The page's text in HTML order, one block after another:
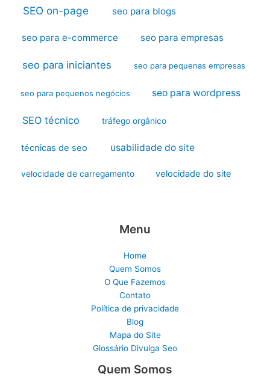
SEO on-page seo para blogs
seo para e-commerce seo para empresas
seo para iniciantes seo para pequenas empresas
seo para pequenos negócios seo para wordpress
SEO técnico tráfego orgânico
técnicas de seo usabilidade do site
velocidade de carregamento velocidade do site
Menu
Home
Quem Somos
O Que Fazemos
Contato
Política de privacidade
Blog
Mapa do Site
Glossário Divulga Seo
Quem Somos